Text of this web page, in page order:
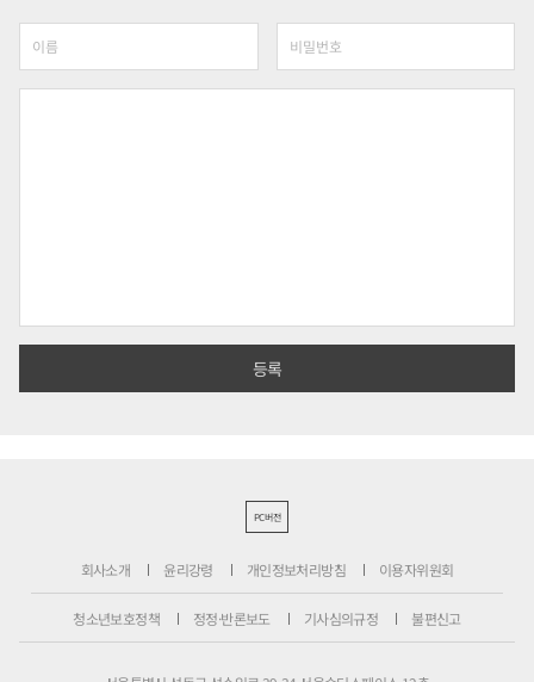
PC버전
회사소개 윤리강령 개인정보처리방침 이용자위원회
청소년보호정책 정정·반론보도 기사심의규정 불편신고